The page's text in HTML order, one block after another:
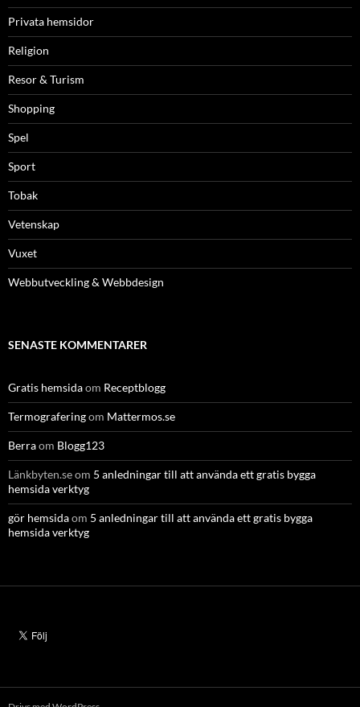
Privata hemsidor
Religion
Resor & Turism
Shopping
Spel
Sport
Tobak
Vetenskap
Vuxet
Webbutveckling & Webbdesign
SENASTE KOMMENTARER
Gratis hemsidaom Receptblogg
Termograferingom Mattermos.se
Berraom Blogg123
Länkbyten.seom 5 anledningar till att använda ett gratis bygga
hemsida verktyg
gör hemsidaom 5 anledningar till att använda ett gratis bygga
hemsida verktyg